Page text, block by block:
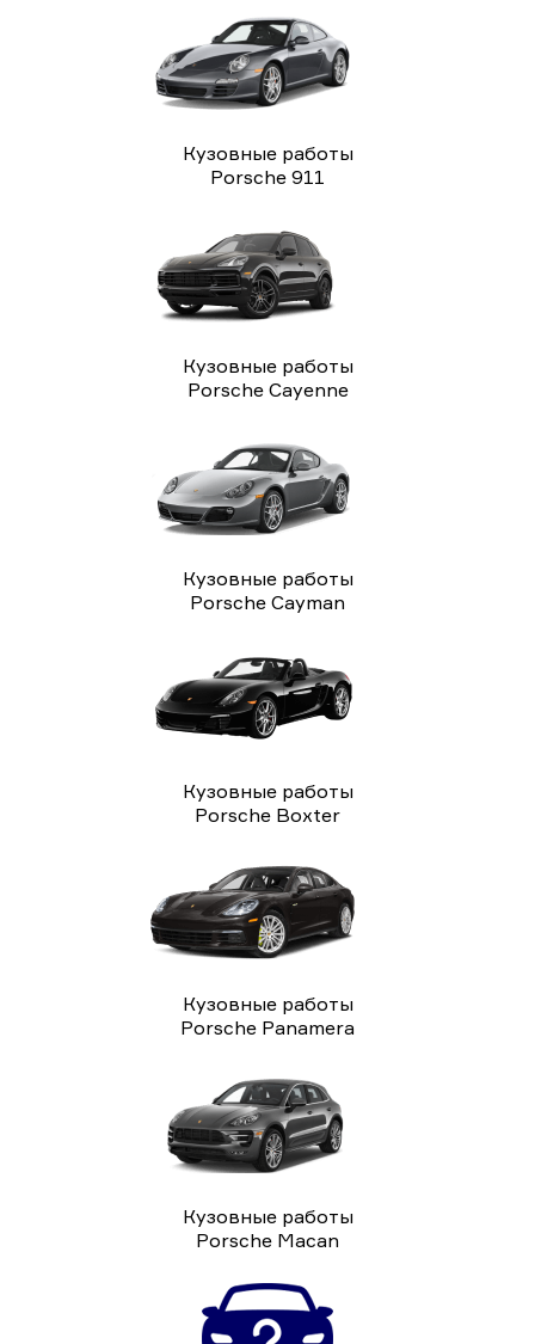
Кузовные работы
Porsche 911
Кузовные работы
Porsche Cayenne
Кузовные работы
Porsche Cayman
Кузовные работы
Porsche Boxter
Кузовные работы
Porsche Panamera
Кузовные работы
Porsche Macan